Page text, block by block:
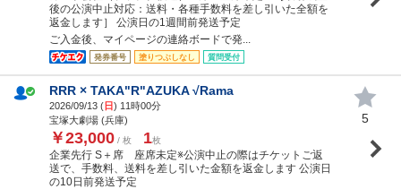
後の公演中止対応：送料・各種手数料を差し引いた全額を
返金します］ 公演日の1週間前発送予定
ご入金後、マイページの連絡ボードで発...
発券番号 塗りつぶしなし 質問受付
RRR × TAKA"R"AZUKA √Rama
2026/09/13 (日) 11時00分
宝塚大劇場 (兵庫)
￥23,000 / 枚 1枚
企業先行 S＋席 座席未定※公演中止の際はチケットご返
送で、手数料、送料を差し引いた金額を返金します 公演日
の10日前発送予定
5